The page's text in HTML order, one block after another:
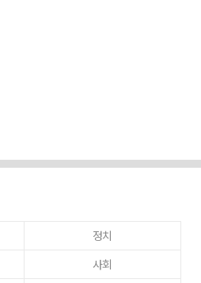
정치
사회